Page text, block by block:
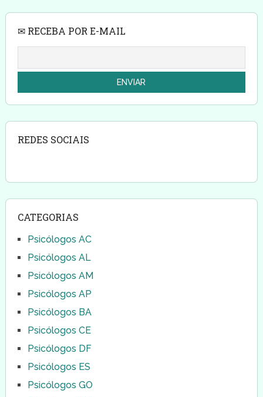
✉ RECEBA POR E-MAIL
REDES SOCIAIS
CATEGORIAS
Psicólogos AC
Psicólogos AL
Psicólogos AM
Psicólogos AP
Psicólogos BA
Psicólogos CE
Psicólogos DF
Psicólogos ES
Psicólogos GO